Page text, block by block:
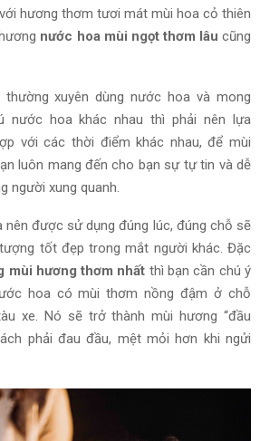
hương thơm tươi mát mùi hoa cỏ thiên
nước hoa mùi ngọt thơm lâu cũng
xuyên dùng nước hoa và mong
nước hoa khác nhau thì phải nên lựa
với các thời điểm khác nhau, để mùi
luôn mang đến cho bạn sự tự tin và dễ
người xung quanh.
nên được sử dụng đúng lúc, đúng chỗ sẽ
tốt đẹp trong mắt người khác. Đặc
mùi hương thơm nhất thì bạn cần chú ý
hoa có mùi thơm nồng đậm ở chỗ
xe. Nó sẽ trở thành mùi hương “đầu
phải đau đầu, mệt mỏi hơn khi ngửi